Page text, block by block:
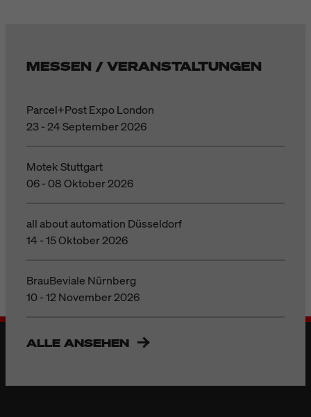
MESSEN / VERANSTALTUNGEN
Parcel+Post Expo London
23 - 24 September 2026
Motek Stuttgart
06 - 08 Oktober 2026
all about automation Düsseldorf
14 - 15 Oktober 2026
BrauBeviale Nürnberg
10 - 12 November 2026
ALLE ANSEHEN